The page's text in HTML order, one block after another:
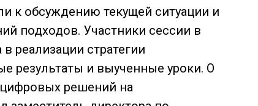
к обсуждению текущей ситуации и
подходов. Участники сессии в
реализации стратегии
результаты и выученные уроки. О
решений на